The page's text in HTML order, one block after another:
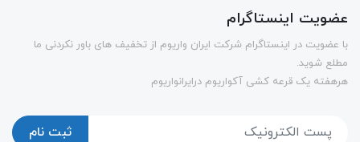
عضویت اینستاگرام
با عضویت در اینستاگرام شرکت ایران واریوم از تخفیف های باور نکردنی ما
مطلع شوید.
هرهفته یک قرعه کشی آکواریوم درایرانواریوم
ثبت نام